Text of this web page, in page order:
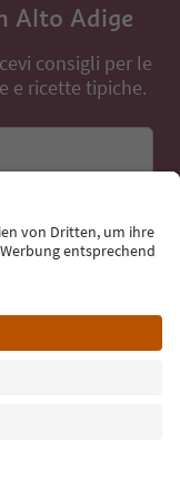
Alto Adige
consigli per le
e ricette tipiche.